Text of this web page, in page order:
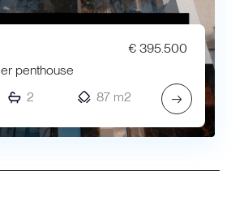
€ 395.500
penthouse
2 87 m2 →